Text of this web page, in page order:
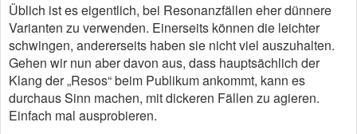
Üblich ist es eigentlich, bei Resonanzfällen eher dünnere
Varianten zu verwenden. Einerseits können die leichter
schwingen, andererseits haben sie nicht viel auszuhalten.
Gehen wir nun aber davon aus, dass hauptsächlich der
Klang der „Resos“ beim Publikum ankommt, kann es
durchaus Sinn machen, mit dickeren Fällen zu agieren.
Einfach mal ausprobieren.